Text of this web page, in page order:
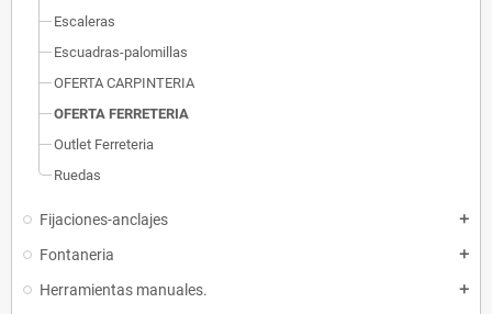
Escaleras
Escuadras-palomillas
OFERTA CARPINTERIA
OFERTA FERRETERIA
Outlet Ferreteria
Ruedas
Fijaciones-anclajes add
Fontaneria add
Herramientas manuales. add